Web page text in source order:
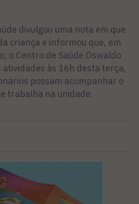
divulgou uma nota em que
criança e informou que, em
o Centro de Saúde Oswaldo
às 16h desta terça,
possam acompanhar o
trabalha na unidade.